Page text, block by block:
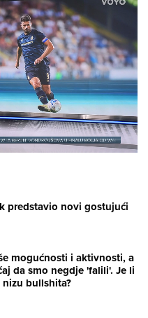
predstavio novi gostujući
mogućnosti i aktivnosti, a
da smo negdje 'falili'. Je li
bullshita?